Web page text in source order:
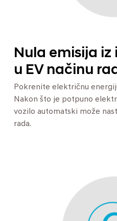
Nula emisija iz
u EV načinu
Pokrenite električnu
Nakon što je potpuno
vozilo automatski može
rada.